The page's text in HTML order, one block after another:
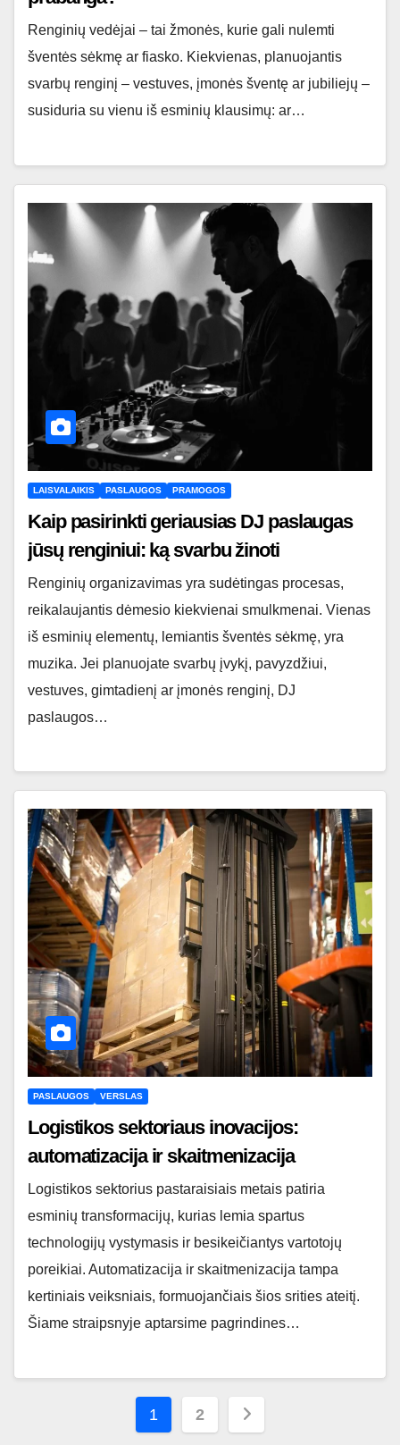
Renginių vedėjai – tai žmonės, kurie gali nulemti
šventės sėkmę ar fiasko. Kiekvienas, planuojantis
svarbų renginį – vestuves, įmonės šventę ar jubiliejų –
susiduria su vienu iš esminių klausimų: ar…
LAISVALAIKIS PASLAUGOS PRAMOGOS
Kaip pasirinkti geriausias DJ paslaugas
jūsų renginiui: ką svarbu žinoti
Renginių organizavimas yra sudėtingas procesas,
reikalaujantis dėmesio kiekvienai smulkmenai. Vienas
iš esminių elementų, lemiantis šventės sėkmę, yra
muzika. Jei planuojate svarbų įvykį, pavyzdžiui,
vestuves, gimtadienį ar įmonės renginį, DJ
paslaugos…
PASLAUGOS VERSLAS
Logistikos sektoriaus inovacijos:
automatizacija ir skaitmenizacija
Logistikos sektorius pastaraisiais metais patiria
esminių transformacijų, kurias lemia spartus
technologijų vystymasis ir besikeičiantys vartotojų
poreikiai. Automatizacija ir skaitmenizacija tampa
kertiniais veiksniais, formuojančiais šios srities ateitį.
Šiame straipsnyje aptarsime pagrindines…
Įrašų
1 2